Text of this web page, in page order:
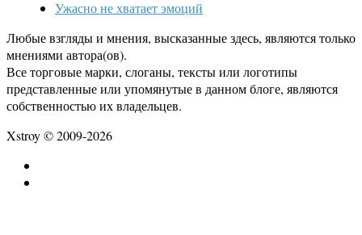
Ужасно не хватает эмоций
Любые взгляды и мнения, высказанные здесь, являются только
мнениями автора(ов).
Все торговые марки, слоганы, тексты или логотипы
представленные или упомянутые в данном блоге, являются
собственностью их владельцев.
Xstroy © 2009-2026